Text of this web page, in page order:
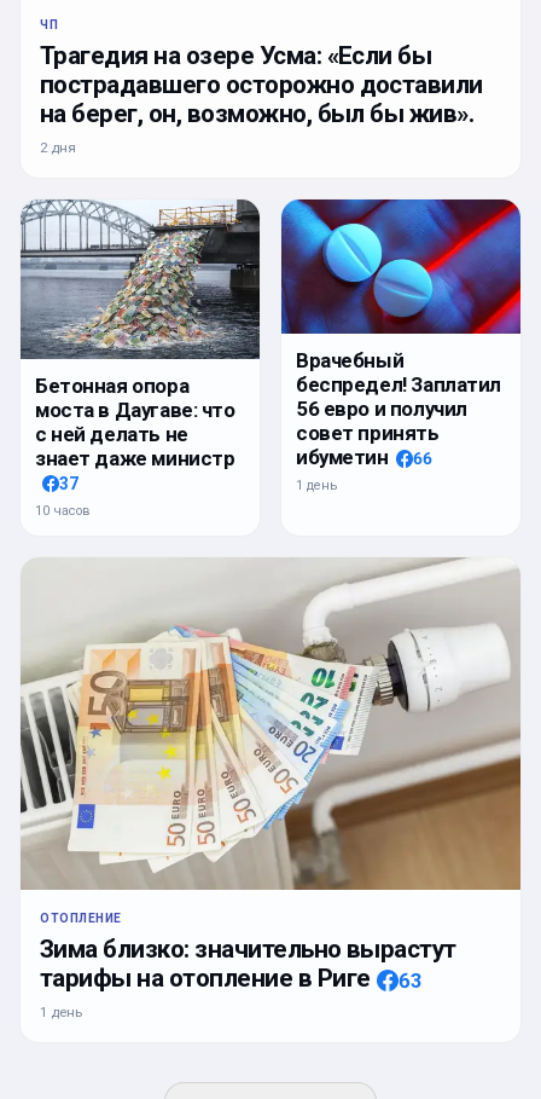
ЧП
Трагедия на озере Усма: «Если бы
пострадавшего осторожно доставили
на берег, он, возможно, был бы жив».
2 дня
Бетонная опора
моста в Даугаве: что
с ней делать не
знает даже министр
37
10 часов
Врачебный
беспредел! Заплатил
56 евро и получил
совет принять
ибуметин
66
1 день
ОТОПЛЕНИЕ
Зима близко: значительно вырастут
тарифы на отопление в Риге
63
1 день